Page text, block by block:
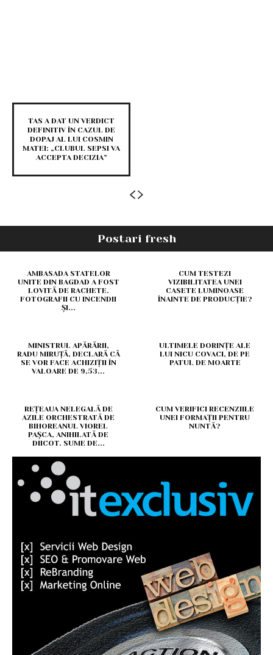
TAS A DAT UN VERDICT
DEFINITIV ÎN CAZUL DE
DOPAJ AL LUI COSMIN
MATEI: „CLUBUL SEPSI VA
ACCEPTA DECIZIA”
Postari fresh
AMBASADA STATELOR
UNITE DIN BAGDAD A FOST
LOVITĂ DE RACHETE.
FOTOGRAFII CU INCENDII
ȘI...
CUM TESTEZI
VIZIBILITATEA UNEI
CASETE LUMINOASE
ÎNAINTE DE PRODUCȚIE?
MINISTRUL APĂRĂRII,
RADU MIRUȚĂ, DECLARĂ CĂ
SE VOR FACE ACHIZIȚII ÎN
VALOARE DE 9,53...
ULTIMELE DORINȚE ALE
LUI NICU COVACI, DE PE
PATUL DE MOARTE
REȚEAUA NELEGALĂ DE
AZILE ORCHESTRATĂ DE
BIHOREANUL VIOREL
PAȘCA, ANIHILATĂ DE
DIICOT. SUME DE...
CUM VERIFICI RECENZIILE
UNEI FORMAȚII PENTRU
NUNTĂ?